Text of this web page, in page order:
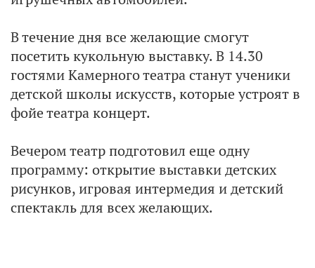
В течение дня все желающие смогут
посетить кукольную выставку. В 14.30
гостями Камерного театра станут ученики
детской школы искусств, которые устроят в
фойе театра концерт.
Вечером театр подготовил еще одну
программу: открытие выставки детских
рисунков, игровая интермедия и детский
спектакль для всех желающих.